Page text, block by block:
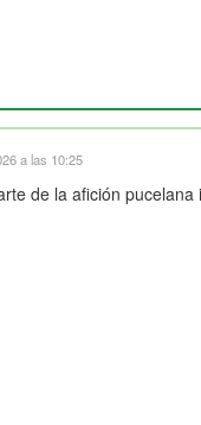
a las 10:25
de la afición